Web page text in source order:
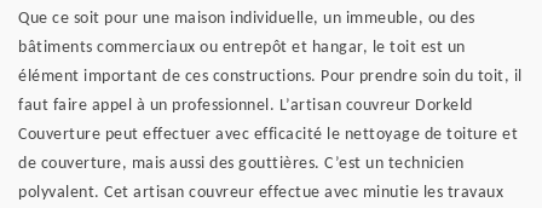
Que ce soit pour une maison individuelle, un immeuble, ou des
bâtiments commerciaux ou entrepôt et hangar, le toit est un
élément important de ces constructions. Pour prendre soin du toit, il
faut faire appel à un professionnel. L’artisan couvreur Dorkeld
Couverture peut effectuer avec efficacité le nettoyage de toiture et
de couverture, mais aussi des gouttières. C’est un technicien
polyvalent. Cet artisan couvreur effectue avec minutie les travaux